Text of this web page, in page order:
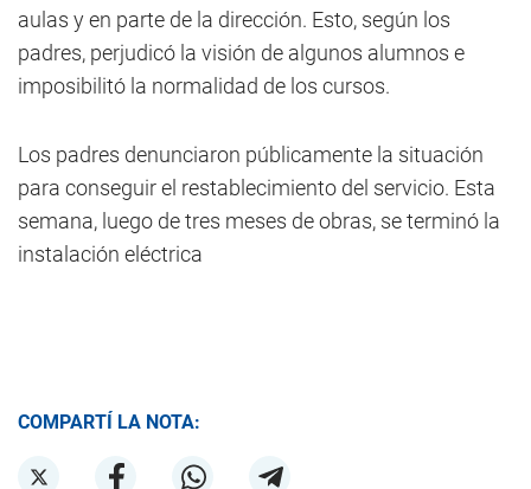
aulas y en parte de la dirección. Esto, según los
padres, perjudicó la visión de algunos alumnos e
imposibilitó la normalidad de los cursos.
Los padres denunciaron públicamente la situación
para conseguir el restablecimiento del servicio. Esta
semana, luego de tres meses de obras, se terminó la
instalación eléctrica
COMPARTÍ LA NOTA: